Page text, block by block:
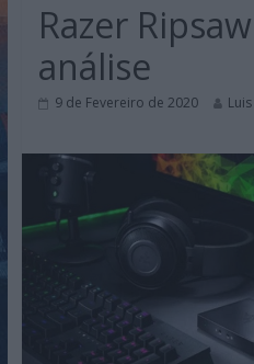
Razer
análise
9 de Fevereiro de 2020